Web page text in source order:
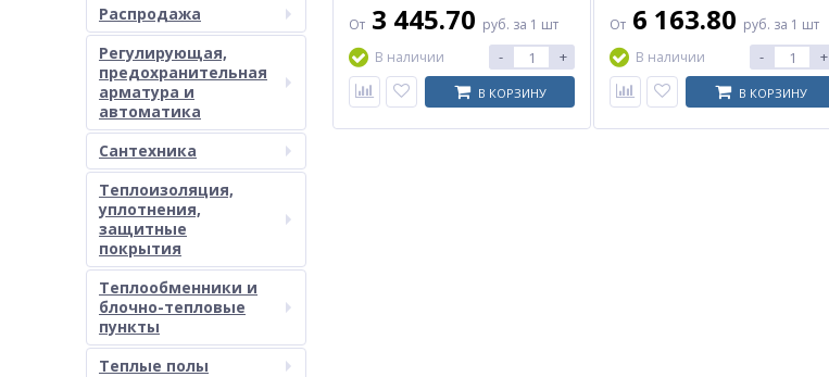
Распродажа
Регулирующая,
предохранительная
арматура и
автоматика
Сантехника
Теплоизоляция,
уплотнения,
защитные
покрытия
Теплообменники и
блочно-тепловые
пункты
Теплые полы
От 3 445.70 руб. за 1 шт
В наличии
- +
В КОРЗИНУ
От 6 163.80 руб. за 1 шт
В наличии
- +
В КОРЗИНУ